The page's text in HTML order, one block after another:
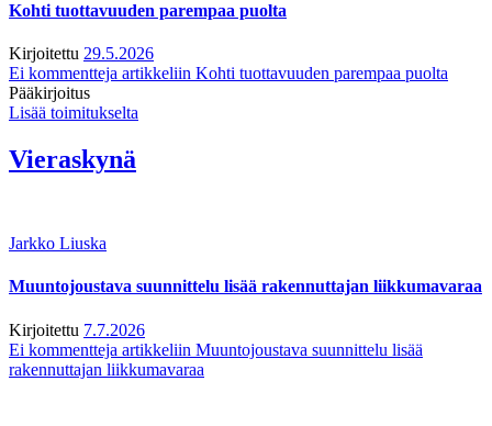
Kohti tuottavuuden parempaa puolta
Kirjoitettu 29.5.2026
Ei kommentteja artikkeliin Kohti tuottavuuden parempaa puolta
Pääkirjoitus
Lisää toimitukselta
Vieraskynä
Jarkko Liuska
Muuntojoustava suunnittelu lisää rakennuttajan liikkumavaraa
Kirjoitettu 7.7.2026
Ei kommentteja artikkeliin Muuntojoustava suunnittelu lisää
rakennuttajan liikkumavaraa